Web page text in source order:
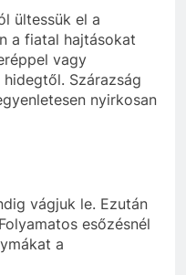
ültessük el a
a fiatal hajtásokat
vagy
Szárazság
nyirkosan
vágjuk le. Ezután
esőzésnél
a